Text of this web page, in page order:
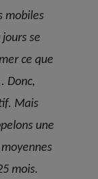
mobiles
se
ce que
. Donc,
Mais
une
mois.